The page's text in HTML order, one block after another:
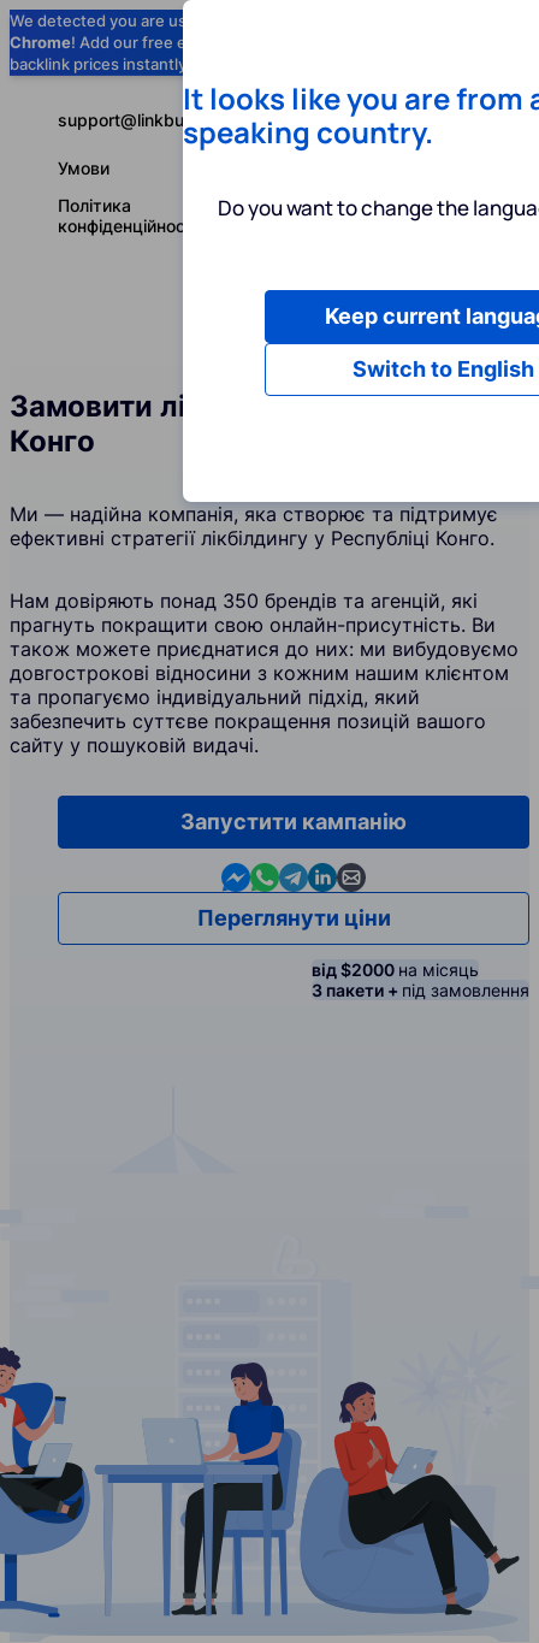
We detected you are using
Chrome! Add our free extension to check
backlink prices instantly as you browse.
Послуги
Українська
support@linkbuilder.com
Умови
Політика
конфіденційності
Замовити лінкбілдинг у Республіці
Конго
Ми — надійна компанія, яка створює та підтримує
ефективні стратегії лікбілдингу у Республіці Конго.
Нам довіряють понад 350 брендів та агенцій, які
прагнуть покращити свою онлайн-присутність. Ви
також можете приєднатися до них: ми вибудовуємо
довгострокові відносини з кожним нашим клієнтом
та пропагуємо індивідуальний підхід, який
забезпечить суттєве покращення позицій вашого
сайту у пошуковій видачі.
Запустити кампанію
Contact us in Messenger
Contact us in WhatsApp
Contact us in Telegram
Contact us in Linkedin
Contact us by email
Переглянути ціни
від $2000 на місяць
3 пакети + під замовлення
It looks like you are from
speaking country.
Do you want to change the
Switch to English
Keep current